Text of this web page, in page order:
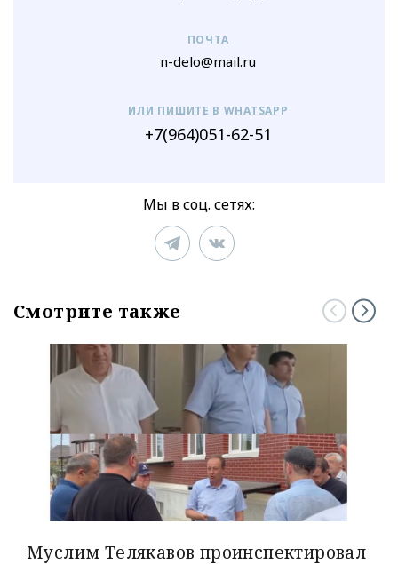
ПОЧТА
n-delo@mail.ru
ИЛИ ПИШИТЕ В WHATSAPP
+7(964)051-62-51
Мы в соц. сетях:
Смотрите также
Муслим Телякавов проинспектировал